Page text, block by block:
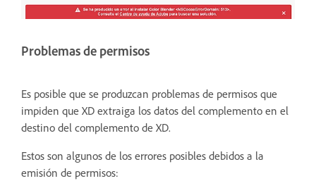
Problemas de permisos
Es posible que se produzcan problemas de permisos que
impiden que XD extraiga los datos del complemento en el
destino del complemento de XD.
Estos son algunos de los errores posibles debidos a la
emisión de permisos: